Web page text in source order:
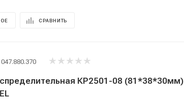
СРАВНИТЬ
047.880.370
КР2501-08 (81*38*30мм)